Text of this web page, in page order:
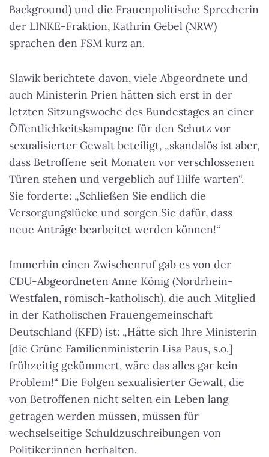
Background) und die Frauenpolitische Sprecherin
der LINKE-Fraktion, Kathrin Gebel (NRW)
sprachen den FSM kurz an.
Slawik berichtete davon, viele Abgeordnete und
auch Ministerin Prien hätten sich erst in der
letzten Sitzungswoche des Bundestages an einer
Öffentlichkeitskampagne für den Schutz vor
sexualisierter Gewalt beteiligt, „skandalös ist aber,
dass Betroffene seit Monaten vor verschlossenen
Türen stehen und vergeblich auf Hilfe warten“.
Sie forderte: „Schließen Sie endlich die
Versorgungslücke und sorgen Sie dafür, dass
neue Anträge bearbeitet werden können!“
Immerhin einen Zwischenruf gab es von der
CDU-Abgeordneten Anne König (Nordrhein-
Westfalen, römisch-katholisch), die auch Mitglied
in der Katholischen Frauengemeinschaft
Deutschland (KFD) ist: „Hätte sich Ihre Ministerin
[die Grüne Familienministerin Lisa Paus, s.o.]
frühzeitig gekümmert, wäre das alles gar kein
Problem!“ Die Folgen sexualisierter Gewalt, die
von Betroffenen nicht selten ein Leben lang
getragen werden müssen, müssen für
wechselseitige Schuldzuschreibungen von
Politiker:innen herhalten.